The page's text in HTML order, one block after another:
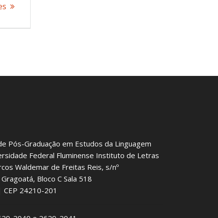
Pós-Graduação em Estudos da Linguagem
Federal Fluminense Instituto de Letras
Waldemar de Freitas Reis, s/nº
Bloco C Sala 518
CEP 24210-201